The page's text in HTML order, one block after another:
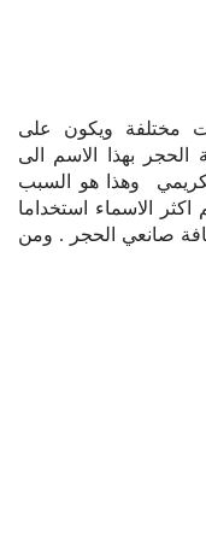
مختلفة ويكون على
بهذا الاسم الى
وهذا هو السبب
الاسماء استخداما
كافة صانعي الحجر . ومن